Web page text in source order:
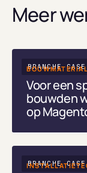
Meer
BRANCHE CASE
Voor een
bouwden
op
BRANCHE CASE